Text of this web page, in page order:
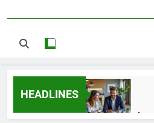
HEADLINES
Guide complet